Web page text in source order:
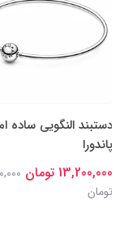
دستبند النگویی ساده
پاندورا
13,200,000 تومان
تومان